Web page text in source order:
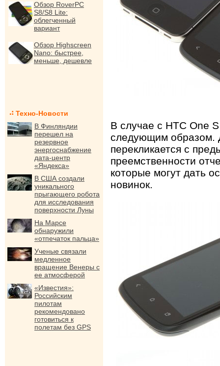
Обзор RoverPC
S8/S8 Lite:
облегченный
вариант
Обзор Highscreen
Nano: быстрее,
меньше, дешевле
Техно-Новости
В Финляндии
перешел на
резервное
энергоснабжение
дата-центр
«Яндекса»
В США создали
уникального
прыгающего робота
для исследования
поверхности Луны
На Марсе
обнаружили
«отпечаток пальца»
Ученые связали
медленное
вращение Венеры с
ее атмосферой
«Известия»:
Российским
пилотам
рекомендовано
готовиться к
полетам без GPS
В случае с HTC One
следующим образом.
перекликается с
преемственности
которые могут дать
новинок.